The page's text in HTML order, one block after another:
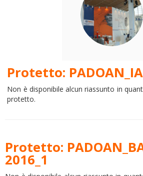
Protetto:
Non è disponibile alcun riassunto in
protetto.
Protetto:
2016_1